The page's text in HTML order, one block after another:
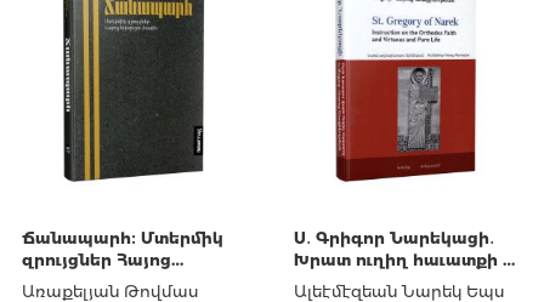
Ճանապարհ։ Մտերմիկ
զրույցներ Հայոց
եկեղեցու մասին
Առաքելյան Թովմաս
Ս․ Գրիգոր Նարեկացի․
Խրատ ուղիղ հաւատքի եւ
առաքինի մաքուր վարքի
Ալեէմէզեան Նարեկ Եպս